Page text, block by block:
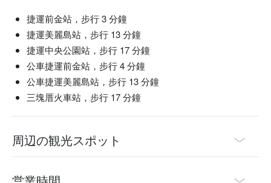
捷運前金站，步行 3 分鐘
捷運美麗島站，步行 13 分鐘
捷運中央公園站，步行 17 分鐘
公車捷運前金站，步行 4 分鐘
公車捷運美麗島站，步行 13 分鐘
三塊厝火車站，步行 17 分鐘
周辺の観光スポット